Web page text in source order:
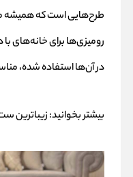
طرح‌هایی است که همیشه
رومیزی‌ها برای خانه‌های
در آن‌ها استفاده شده،
بیشتر بخوانید:زیباترین